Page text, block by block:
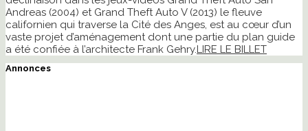
Andreas (2004) et Grand Theft Auto V (2013) le fleuve
californien qui traverse la Cité des Anges, est au cœur d’un
vaste projet d’aménagement dont une partie du plan guide
a été confiée à l’architecte Frank Gehry.LIRE LE BILLET
Annonces